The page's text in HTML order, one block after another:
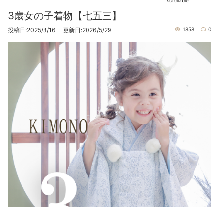
3歳女の子着物【七五三】
投稿日:2025/8/16 更新日:2026/5/29 1858 0